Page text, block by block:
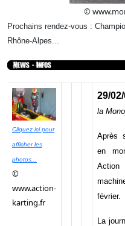
©
Prochains rendez-vous :
Rhône-Alpes...
Cliquez ici pour
afficher les
photos...
©
www.action-
karting.fr
29/
la
Après
en
février.
La